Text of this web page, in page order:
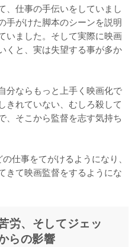
、仕事の手伝いをしていまし
手がけた脚本のシーンを説明
いました。そして実際に映画
くと、実は失望する事が多か
分ならもっと上手く映画化で
きれていない、むしろ殺して
、そこから監督を志す気持ち
仕事をてがけるようになり、
きて映画監督をするようにな
労、そしてジェッ
らの影響